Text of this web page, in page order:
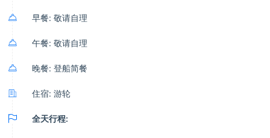
 早餐: 敬请自理
 午餐: 敬请自理
 晚餐: 登船简餐
 住宿: 游轮
 全天行程: